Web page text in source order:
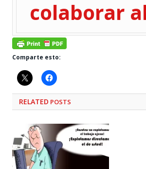
colaborar
Comparte esto:
RELATED POSTS